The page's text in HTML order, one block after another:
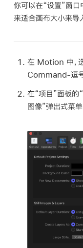
你可以在“设置”窗口
来适合画布大小来导
在 Motion 中，
Command-逗号
在“项目”面板的
图像”弹出式菜单